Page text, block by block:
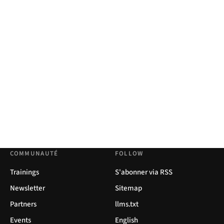
COMMUNAUTÉ
Trainings
Newsletter
Partners
Events
FOLLOW
S'abonner via RSS
Sitemap
llms.txt
English